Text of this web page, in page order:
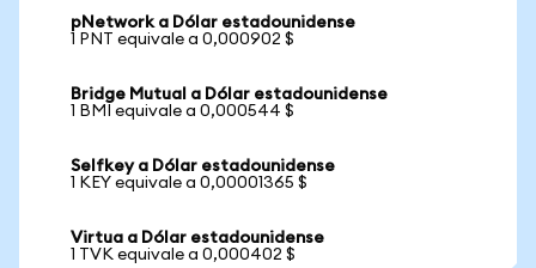
pNetwork a Dólar estadounidense
1 PNT equivale a 0,000902 $
Bridge Mutual a Dólar estadounidense
1 BMI equivale a 0,000544 $
Selfkey a Dólar estadounidense
1 KEY equivale a 0,00001365 $
Virtua a Dólar estadounidense
1 TVK equivale a 0,000402 $